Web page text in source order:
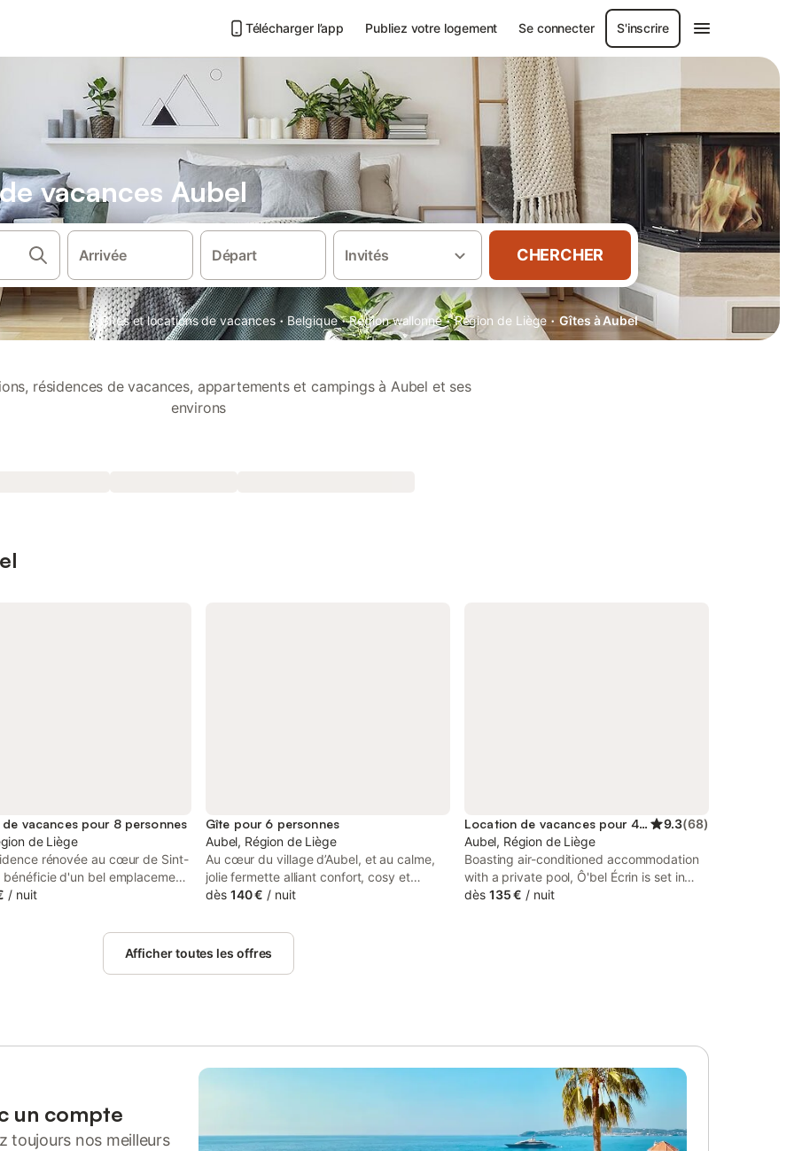
Télécharger l’app Publiez votre logement Se connecter S'inscrire
vacances Aubel
Arrivée Départ Invités CHERCHER
Gîtes et locations de vacances · Belgique · Région wallonne · Région de Liège · Gîtes à Aubel
résidences de vacances, appartements et campings à Aubel et ses
environs
vacances pour 8 personnes
de Liège
rénovée au cœur de Sint-
d'un bel emplacement
à une piscine extérieure.
situé dans le charmant village
avec ses maisons
deux dernières semaines
annuelle du village a lieu
à côté de la maison de
/ nuit
Gîte pour 6 personnes
Aubel, Région de Liège
Au cœur du village d’Aubel, et au calme,
jolie fermette alliant confort, cosy et
parfaitement équipée, jardin avec BBQ et
300 de la maison Parking prive.
dès 140 € / nuit
Location de vacances pour 4 personnes 9.3(68)
Aubel, Région de Liège
Boasting air-conditioned accommodation
with a private pool, Ô'bel Écrin is set in
Aubel. This property offers access to a
dès 135 € / nuit
Afficher toutes les offres
un compte
toujours nos meilleurs